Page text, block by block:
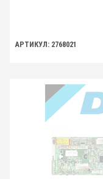
АРТИКУЛ: 2768021